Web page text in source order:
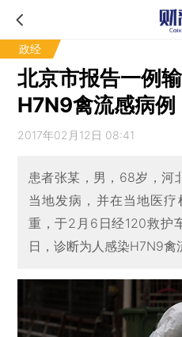
政经
北京市报告一例
H7N9禽流感病例
2017年02月12日 08:41
患者张某，男，68岁，河
当地发病，并在当地医
重，于2月6日经120救护
日，诊断为人感染H7N9禽